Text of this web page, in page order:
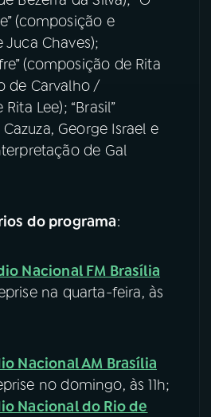
(composição e
Chaves);
(composição de Rita
de Carvalho /
Lee); “Brasil”
George Israel e
de Gal
do programa:
Nacional FM Brasília
na quarta-feira, às
Nacional AM Brasília
no domingo, às 11h;
Nacional do Rio de